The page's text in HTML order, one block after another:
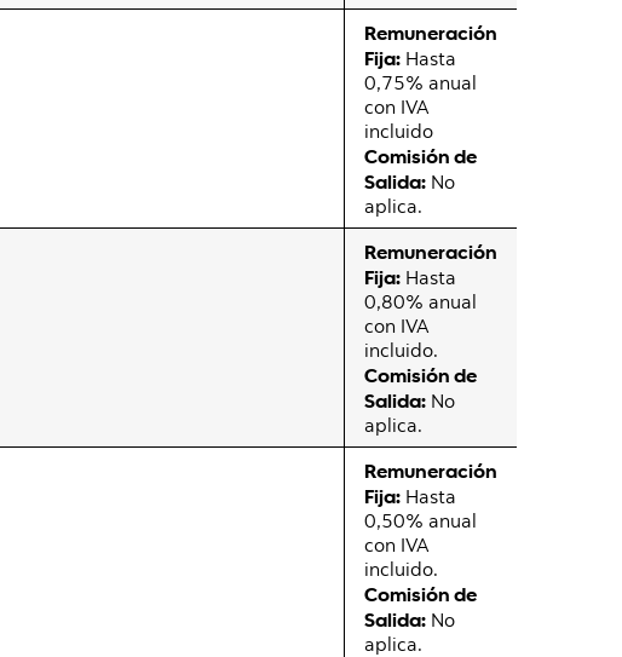
Remuneración
Fija: Hasta
0,75% anual
con IVA
incluido
Comisión de
Salida: No
aplica.
Remuneración
Fija: Hasta
0,80% anual
con IVA
incluido.
Comisión de
Salida: No
aplica.
Remuneración
Fija: Hasta
0,50% anual
con IVA
incluido.
Comisión de
Salida: No
aplica.